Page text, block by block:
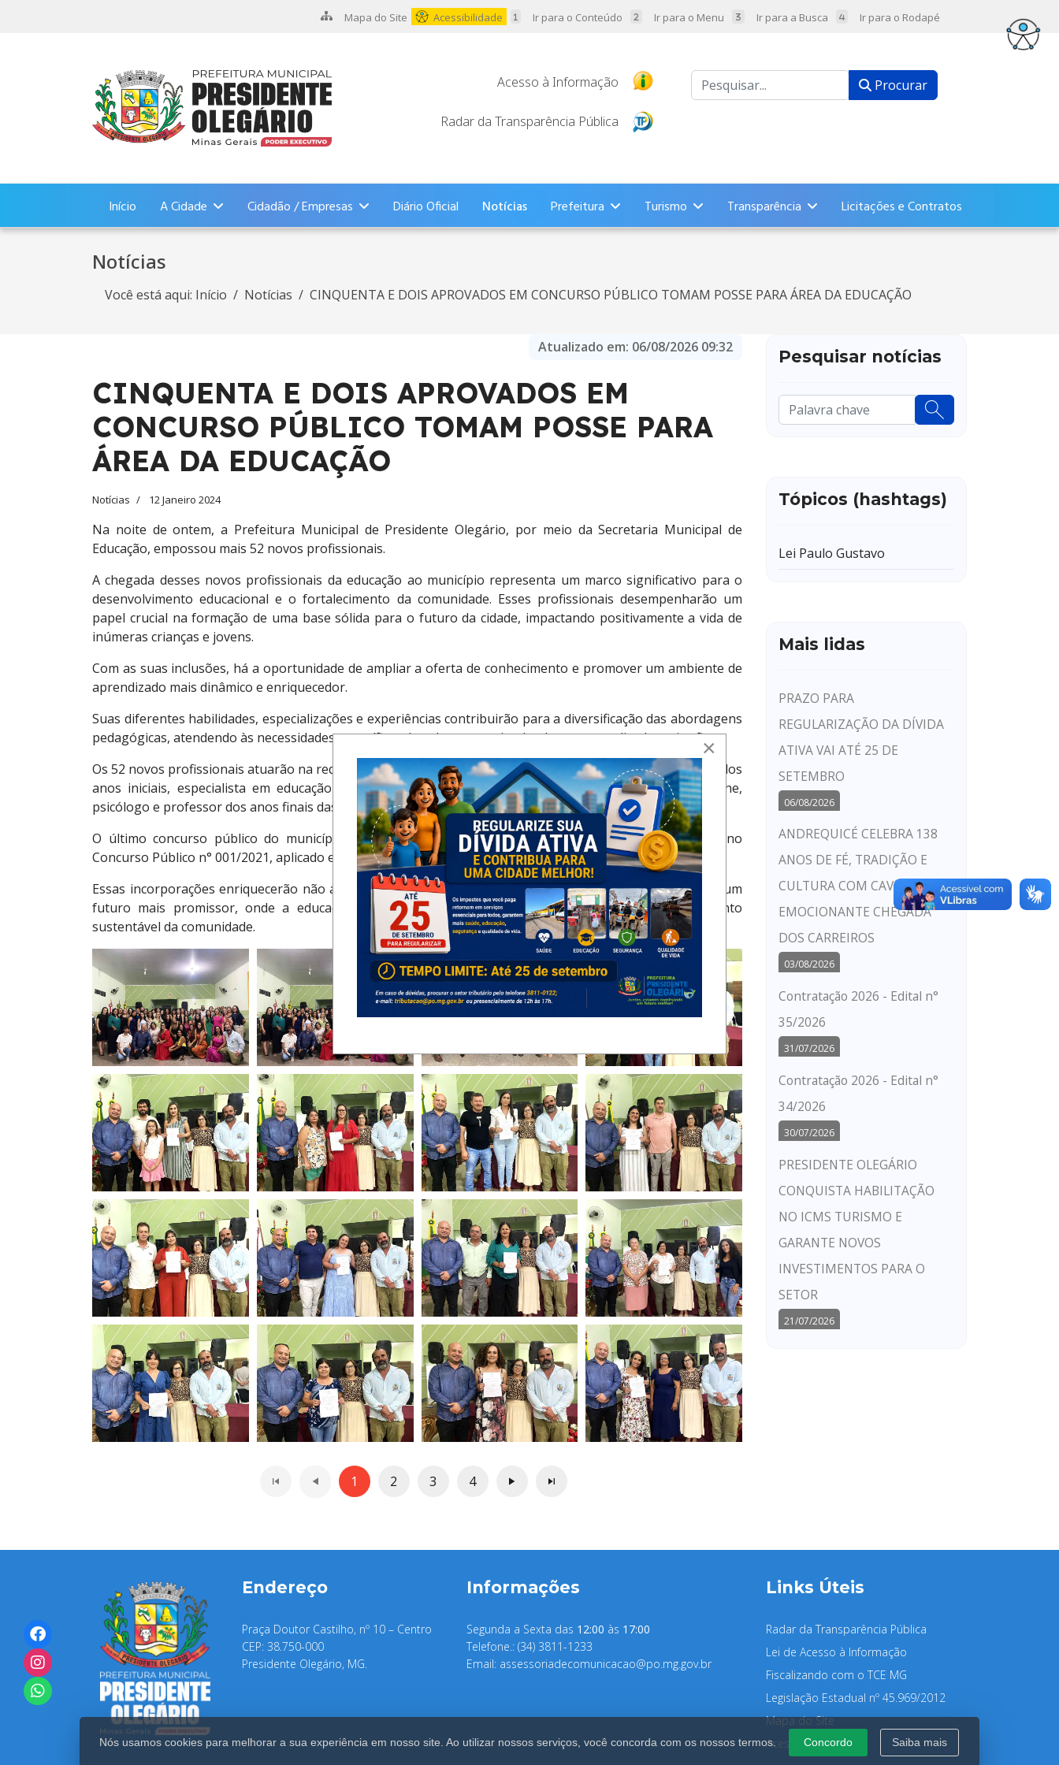
Mapa do Site Acessibilidade Ir para o Conteúdo Ir para o Menu Ir para a Busca Ir para o Rodapé
Acesso à Informação
Radar da Transparência Pública
Procurar Procurar
Início A Cidade Cidadão / Empresas Diário Oficial Notícias Prefeitura Turismo Transparência Licitações e Contratos
Notícias
Você está aqui: Início Notícias CINQUENTA E DOIS APROVADOS EM CONCURSO PÚBLICO TOMAM POSSE PARA ÁREA DA EDUCAÇÃO
Atualizado em: 06/08/2026 09:32
CINQUENTA E DOIS APROVADOS EM
CONCURSO PÚBLICO TOMAM POSSE PARA
ÁREA DA EDUCAÇÃO
Notícias 12 Janeiro 2024
Na noite de ontem, a Prefeitura Municipal de Presidente Olegário, por meio da Secretaria Municipal de
Educação, empossou mais 52 novos profissionais.
A chegada desses novos profissionais da educação ao município representa um marco significativo para o
desenvolvimento educacional e o fortalecimento da comunidade. Esses profissionais desempenharão um
papel crucial na formação de uma base sólida para o futuro da cidade, impactando positivamente a vida de
inúmeras crianças e jovens.
Com as suas inclusões, há a oportunidade de ampliar a oferta de conhecimento e promover um ambiente de
aprendizado mais dinâmico e enriquecedor.
Suas diferentes habilidades, especializações e experiências contribuirão para a diversificação das abordagens
pedagógicas, atendendo às necessidades específicas dos alunos e estimulando um aprendizado mais eficaz.
Os 52 novos profissionais atuarão na rede de ensino municipal, desempenhando funções como professor dos
anos iniciais, especialista em educação básica – supervisor educacional, nutricionista, auxiliar de creche,
psicólogo e professor dos anos finais das disciplinas de ciências, geografia, inglês e português.
O último concurso público do município ocorreu em 2011. Os novos empossados foram aprovados no
Concurso Público n° 001/2021, aplicado em setembro de 2022.
Essas incorporações enriquecerão não apenas o sistema educacional, mas também abrirão portas para um
futuro mais promissor, onde a educação é vista como um investimento vital para o desenvolvimento
sustentável da comunidade.
1 2 3 4
Pesquisar notícias
Pesquisar
...
Tópicos (hashtags)
Lei Paulo Gustavo
Mais lidas
PRAZO PARA
REGULARIZAÇÃO DA DÍVIDA
ATIVA VAI ATÉ 25 DE
SETEMBRO
06/08/2026
ANDREQUICÉ CELEBRA 138
ANOS DE FÉ, TRADIÇÃO E
CULTURA COM CAVALGADA E
EMOCIONANTE CHEGADA
DOS CARREIROS
03/08/2026
Contratação 2026 - Edital n°
35/2026
31/07/2026
Contratação 2026 - Edital n°
34/2026
30/07/2026
PRESIDENTE OLEGÁRIO
CONQUISTA HABILITAÇÃO
NO ICMS TURISMO E
GARANTE NOVOS
INVESTIMENTOS PARA O
SETOR
21/07/2026
Endereço
Praça Doutor Castilho, nº 10 – Centro
CEP: 38.750-000
Presidente Olegário, MG.
Informações
Segunda a Sexta das 12:00 às 17:00
Telefone.: (34) 3811-1233
Email: assessoriadecomunicacao@po.mg.gov.br
Links Úteis
Radar da Transparência Pública
Lei de Acesso à Informação
Fiscalizando com o TCE MG
Legislação Estadual nº 45.969/2012
Mapa do Site
Acessibilidade
Nós usamos cookies para melhorar a sua experiência em nosso site. Ao utilizar nossos serviços, você concorda com os nossos termos. Concordo Saiba mais
×